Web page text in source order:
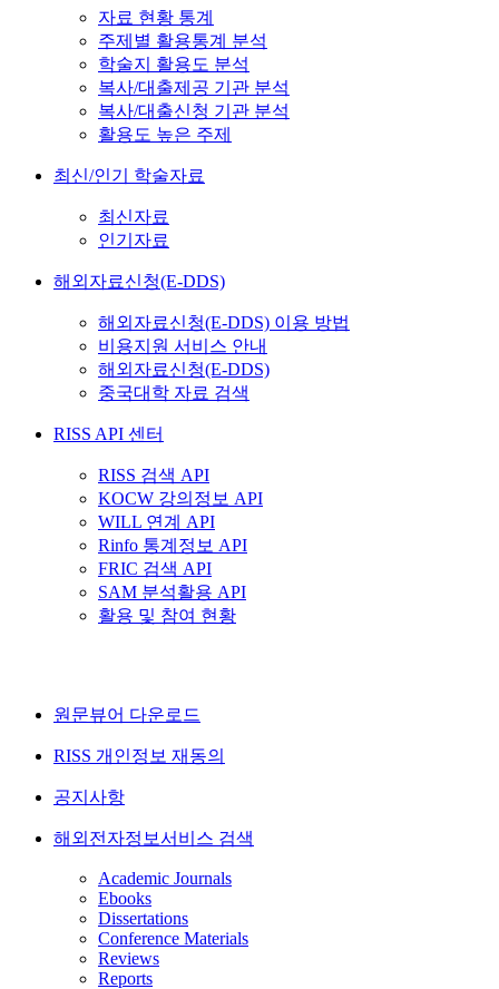
자료 현황 통계
주제별 활용통계 분석
학술지 활용도 분석
복사/대출제공 기관 분석
복사/대출신청 기관 분석
활용도 높은 주제
최신/인기 학술자료
최신자료
인기자료
해외자료신청(E-DDS)
해외자료신청(E-DDS) 이용 방법
비용지원 서비스 안내
해외자료신청(E-DDS)
중국대학 자료 검색
RISS API 센터
RISS 검색 API
KOCW 강의정보 API
WILL 연계 API
Rinfo 통계정보 API
FRIC 검색 API
SAM 분석활용 API
활용 및 참여 현황
원문뷰어 다운로드
RISS 개인정보 재동의
공지사항
해외전자정보서비스 검색
Academic Journals
Ebooks
Dissertations
Conference Materials
Reviews
Reports